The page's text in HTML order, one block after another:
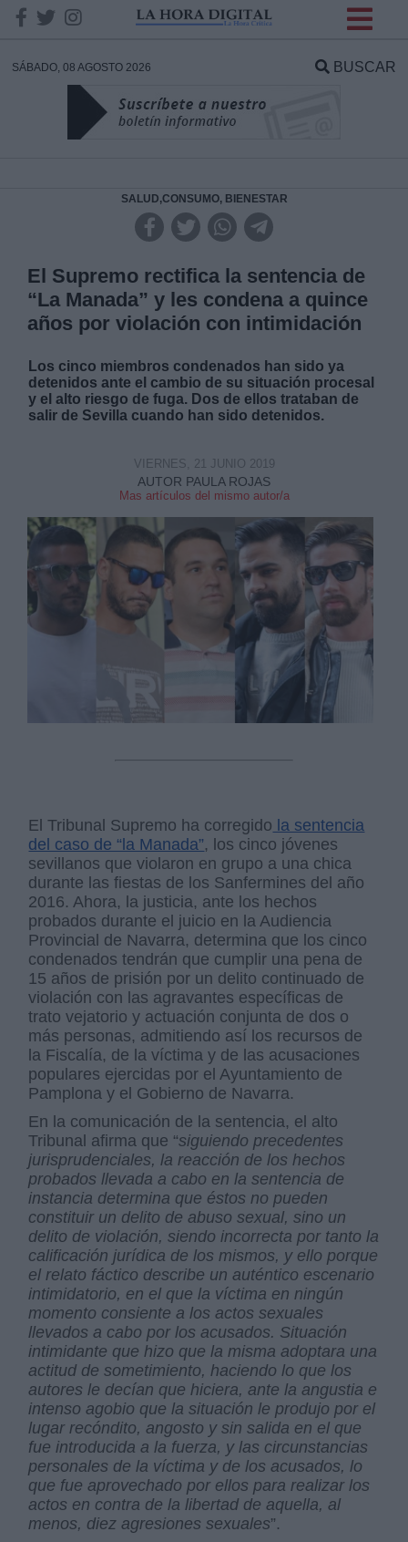
SÁBADO, 08 AGOSTO 2026 BUSCAR
SALUD,CONSUMO, BIENESTAR
El Supremo rectifica la sentencia de
“La Manada” y les condena a quince
años por violación con intimidación
Los cinco miembros condenados han sido ya
detenidos ante el cambio de su situación procesal
y el alto riesgo de fuga. Dos de ellos trataban de
salir de Sevilla cuando han sido detenidos.
AUTOR PAULA ROJAS
Mas artículos del mismo autor/a
VIERNES, 21 JUNIO 2019
El Tribunal Supremo ha corregido la sentencia
del caso de “la Manada”, los cinco jóvenes
sevillanos que violaron en grupo a una chica
durante las fiestas de los Sanfermines del año
2016. Ahora, la justicia, ante los hechos
probados durante el juicio en la Audiencia
Provincial de Navarra, determina que los cinco
condenados tendrán que cumplir una pena de
15 años de prisión por un delito continuado de
violación con las agravantes específicas de
trato vejatorio y actuación conjunta de dos o
más personas, admitiendo así los recursos de
la Fiscalía, de la víctima y de las acusaciones
populares ejercidas por el Ayuntamiento de
Pamplona y el Gobierno de Navarra.
En la comunicación de la sentencia, el alto
Tribunal afirma que “siguiendo precedentes
jurisprudenciales, la reacción de los hechos
probados llevada a cabo en la sentencia de
instancia determina que éstos no pueden
constituir un delito de abuso sexual, sino un
delito de violación, siendo incorrecta por tanto la
calificación jurídica de los mismos, y ello porque
el relato fáctico describe un auténtico escenario
intimidatorio, en el que la víctima en ningún
momento consiente a los actos sexuales
llevados a cabo por los acusados. Situación
intimidante que hizo que la misma adoptara una
actitud de sometimiento, haciendo lo que los
autores le decían que hiciera, ante la angustia e
intenso agobio que la situación le produjo por el
lugar recóndito, angosto y sin salida en el que
fue introducida a la fuerza, y las circunstancias
personales de la víctima y de los acusados, lo
que fue aprovechado por ellos para realizar los
actos en contra de la libertad de aquella, al
menos, diez agresiones sexuales”.
DATOS
Responsable:
Legitimación:
Destinatarios:
Derechos:
link
Información adicional
link